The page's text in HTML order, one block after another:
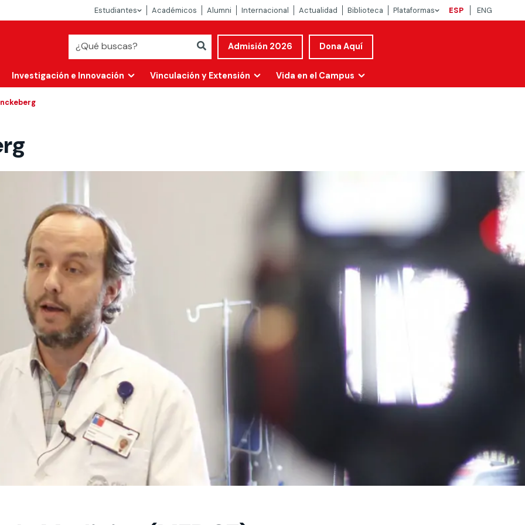
Estudiantes Académicos Alumni Internacional Actualidad Biblioteca Plataformas ESP ENG
Admisión 2026 Dona Aquí
Investigación e Innovación Vinculación y Extensión Vida en el Campus
estudiantiles